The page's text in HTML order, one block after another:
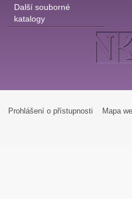
Další souborné
katalogy
Prohlášení o přístupnosti Mapa